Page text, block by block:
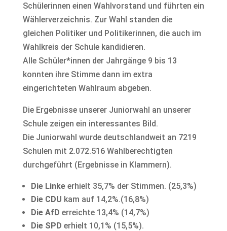
Schülerinnen einen Wahlvorstand und führten ein
Wählerverzeichnis. Zur Wahl standen die
gleichen Politiker und Politikerinnen, die auch im
Wahlkreis der Schule kandidieren.
Alle Schüler*innen der Jahrgänge 9 bis 13
konnten ihre Stimme dann im extra
eingerichteten Wahlraum abgeben.
Die Ergebnisse unserer Juniorwahl an unserer
Schule zeigen ein interessantes Bild.
Die Juniorwahl wurde deutschlandweit an 7219
Schulen mit 2.072.516 Wahlberechtigten
durchgeführt (Ergebnisse in Klammern).
Die Linkeerhielt 35,7% der Stimmen. (25,3%)
Die CDU kam auf 14,2%.(16,8%)
Die AfD erreichte 13,4% (14,7%)
Die SPD erhielt 10,1% (15,5%).